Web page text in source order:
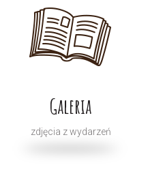
Galeria
zdjęcia z wydarzeń